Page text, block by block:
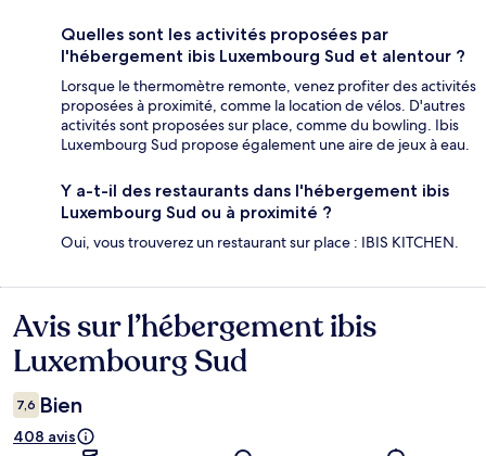
Quelles sont les activités proposées par
l'hébergement ibis Luxembourg Sud et alentour ?
Lorsque le thermomètre remonte, venez profiter des activités
proposées à proximité, comme la location de vélos. D'autres
activités sont proposées sur place, comme du bowling. Ibis
Luxembourg Sud propose également une aire de jeux à eau.
Y a-t-il des restaurants dans l'hébergement ibis
Luxembourg Sud ou à proximité ?
Oui, vous trouverez un restaurant sur place : IBIS KITCHEN.
Avis
Avis sur l’hébergement ibis
Luxembourg Sud
7,6 Bien
408 avis